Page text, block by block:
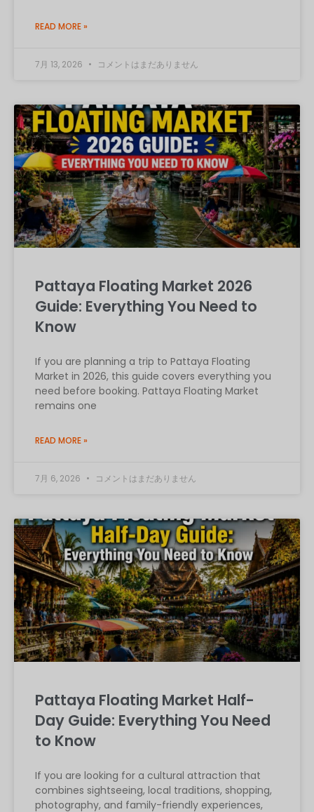
READ MORE »
7月 13, 2026 コメントはまだありません
Pattaya Floating Market 2026
Guide: Everything You Need to
Know
If you are planning a trip to Pattaya Floating
Market in 2026, this guide covers everything you
need before booking. Pattaya Floating Market
remains one
READ MORE »
7月 6, 2026 コメントはまだありません
Pattaya Floating Market Half-
Day Guide: Everything You Need
to Know
If you are looking for a cultural attraction that
combines sightseeing, local traditions, shopping,
photography, and family-friendly experiences,